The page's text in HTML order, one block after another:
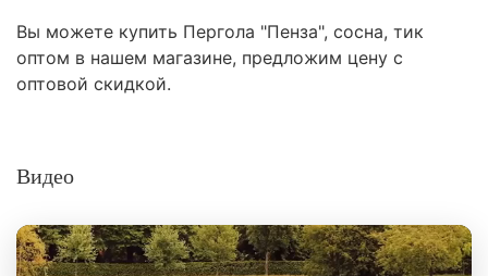
Вы можете купить Пергола "Пенза", сосна, тик
оптом в нашем магазине, предложим цену с
оптовой скидкой.
Видео